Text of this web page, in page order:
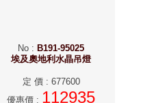
No : B191-95025
埃及奧地利水晶吊燈
定 價: 677600
優惠價 : 112935